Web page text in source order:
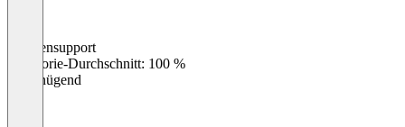
Kundensupport
Kategorie-Durchschnitt: 100 %
Ungenügend